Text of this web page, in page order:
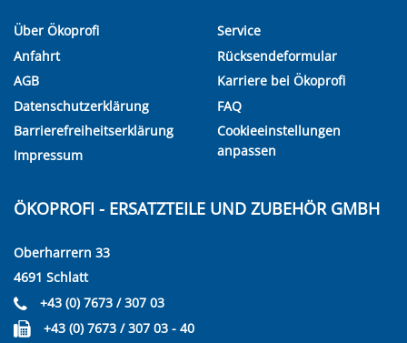
Über Ökoprofi
Anfahrt
AGB
Datenschutzerklärung
Barrierefreiheitserklärung
Impressum
Service
Rücksendeformular
Karriere bei Ökoprofi
FAQ
Cookieeinstellungen
anpassen
ÖKOPROFI - ERSATZTEILE UND ZUBEHÖR GMBH
Oberharrern 33
4691 Schlatt
+43 (0) 7673 / 307 03
+43 (0) 7673 / 307 03 - 40